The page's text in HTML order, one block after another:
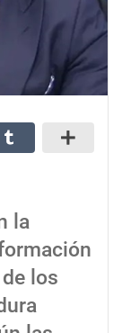
la
los